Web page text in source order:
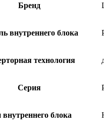
Бренд
внутреннего блока
технология
Серия
блока